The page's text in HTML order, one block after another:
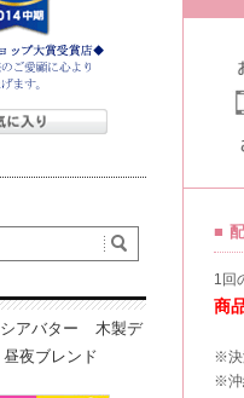
1回
商
※決
※沖
シアバター
木製デ
昼夜ブレンド